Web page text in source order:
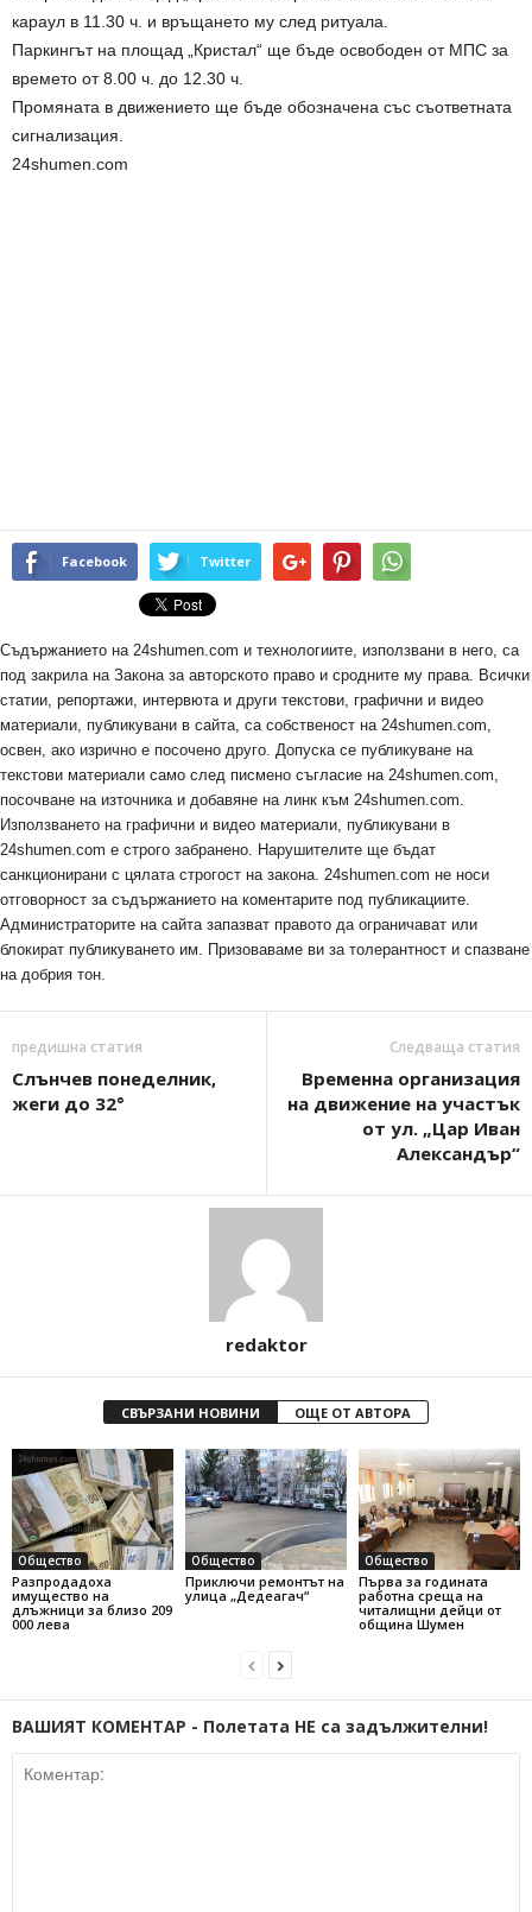
караул в 11.30 ч. и връщането му след ритуала.
Паркингът на площад „Кристал“ ще бъде освободен от МПС за
времето от 8.00 ч. до 12.30 ч.
Промяната в движението ще бъде обозначена със съответната
сигнализация.
24shumen.com
Facebook Twitter
Съдържанието на 24shumen.com и технологиите, използвани в него, са
под закрила на Закона за авторското право и сродните му права. Всички
статии, репортажи, интервюта и други текстови, графични и видео
материали, публикувани в сайта, са собственост на 24shumen.com,
освен, ако изрично е посочено друго. Допуска се публикуване на
текстови материали само след писмено съгласие на 24shumen.com,
посочване на източника и добавяне на линк към 24shumen.com.
Използването на графични и видео материали, публикувани в
24shumen.com е строго забранено. Нарушителите ще бъдат
санкционирани с цялата строгост на закона. 24shumen.com не носи
отговорност за съдържанието на коментарите под публикациите.
Администраторите на сайта запазват правото да ограничават или
блокират публикуването им. Призоваваме ви за толерантност и спазване
на добрия тон.
предишна статия
Слънчев понеделник,
жеги до 32°
Следваща статия
Временна организация
на движение на участък
от ул. „Цар Иван
Александър“
redaktor
СВЪРЗАНИ НОВИНИ ОЩЕ ОТ АВТОРА
Общество
Разпродадоха
имущество на
длъжници за близо 209
000 лева
Общество
Приключи ремонтът на
улица „Дедеагач“
Общество
Първа за годината
работна среща на
читалищни дейци от
община Шумен
ВАШИЯТ КОМЕНТАР - Полетата НЕ са задължителни!